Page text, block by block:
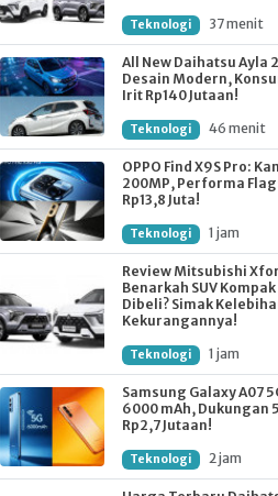
Teknologi 37 menit
All New Daihatsu Ayla
Desain Modern,
Irit Rp140 Jutaan!
Teknologi 46 menit
OPPO Find X9S Pro:
200MP, Performa
Rp13,8 Juta!
Teknologi 1 jam
Review Mitsubishi
Benarkah SUV
Dibeli? Simak
Kekurangannya!
Teknologi 1 jam
Samsung Galaxy A07
6000 mAh, Dukungan
Rp2,7 Jutaan!
Teknologi 2 jam